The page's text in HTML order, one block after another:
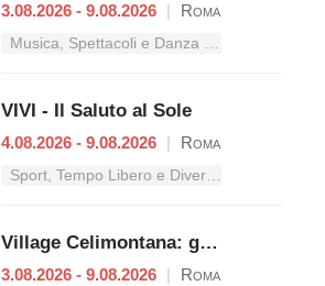
3.08.2026 - 9.08.2026 | Roma
Musica, Spettacoli e Danza nel Lazio
VIVI - Il Saluto al Sole
4.08.2026 - 9.08.2026 | Roma
Sport, Tempo Libero e Divertimento nel Lazio
Village Celimontana: gli appuntamenti dal 3 al 9 agosto
3.08.2026 - 9.08.2026 | Roma